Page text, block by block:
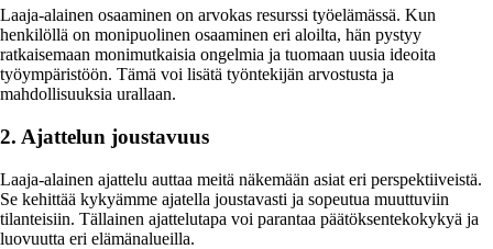
Laaja-alainen osaaminen on arvokas resurssi työelämässä. Kun
henkilöllä on monipuolinen osaaminen eri aloilta, hän pystyy
ratkaisemaan monimutkaisia ongelmia ja tuomaan uusia ideoita
työympäristöön. Tämä voi lisätä työntekijän arvostusta ja
mahdollisuuksia urallaan.
2. Ajattelun joustavuus
Laaja-alainen ajattelu auttaa meitä näkemään asiat eri perspektiiveistä.
Se kehittää kykyämme ajatella joustavasti ja sopeutua muuttuviin
tilanteisiin. Tällainen ajattelutapa voi parantaa päätöksentekokykyä ja
luovuutta eri elämänalueilla.